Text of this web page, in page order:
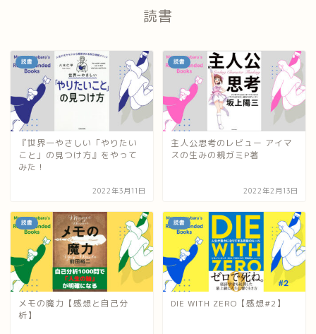
読書
読書
『世界一やさしい「やりたい
こと」の見つけ方』をやって
みた！
2022年3月11日
読書
主人公思考のレビュー アイマ
スの生みの親ガミP著
2022年2月13日
読書
メモの魔力【感想と自己分
析】
読書
DIE WITH ZERO【感想#2】